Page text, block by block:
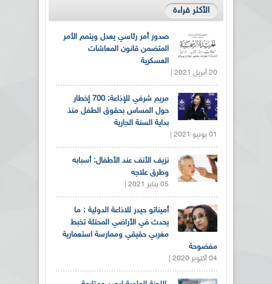
الأكثر قراءة
صدور أمر رئاسي يعدل ويتمم الأمر
المتضمن قانون المعاشات
العسكرية
20 أبريل 2021 |
مريم شرفي للإذاعة: 700 إخطار
حول المساس بحقوق الطفل منذ
بداية السنة الجارية
01 يونيو 2021 |
نزيف الأنف عند الأطفال: أسبابه
وطرق علاجه
05 يناير 2021 |
أميناتو حيدر للاذاعة الدولية : ما
يحدث في الأراضي المحتلة تخبط
مغربي حقيقي وممارسة استعمارية
مفضوحة
04 أكتوبر 2020 |